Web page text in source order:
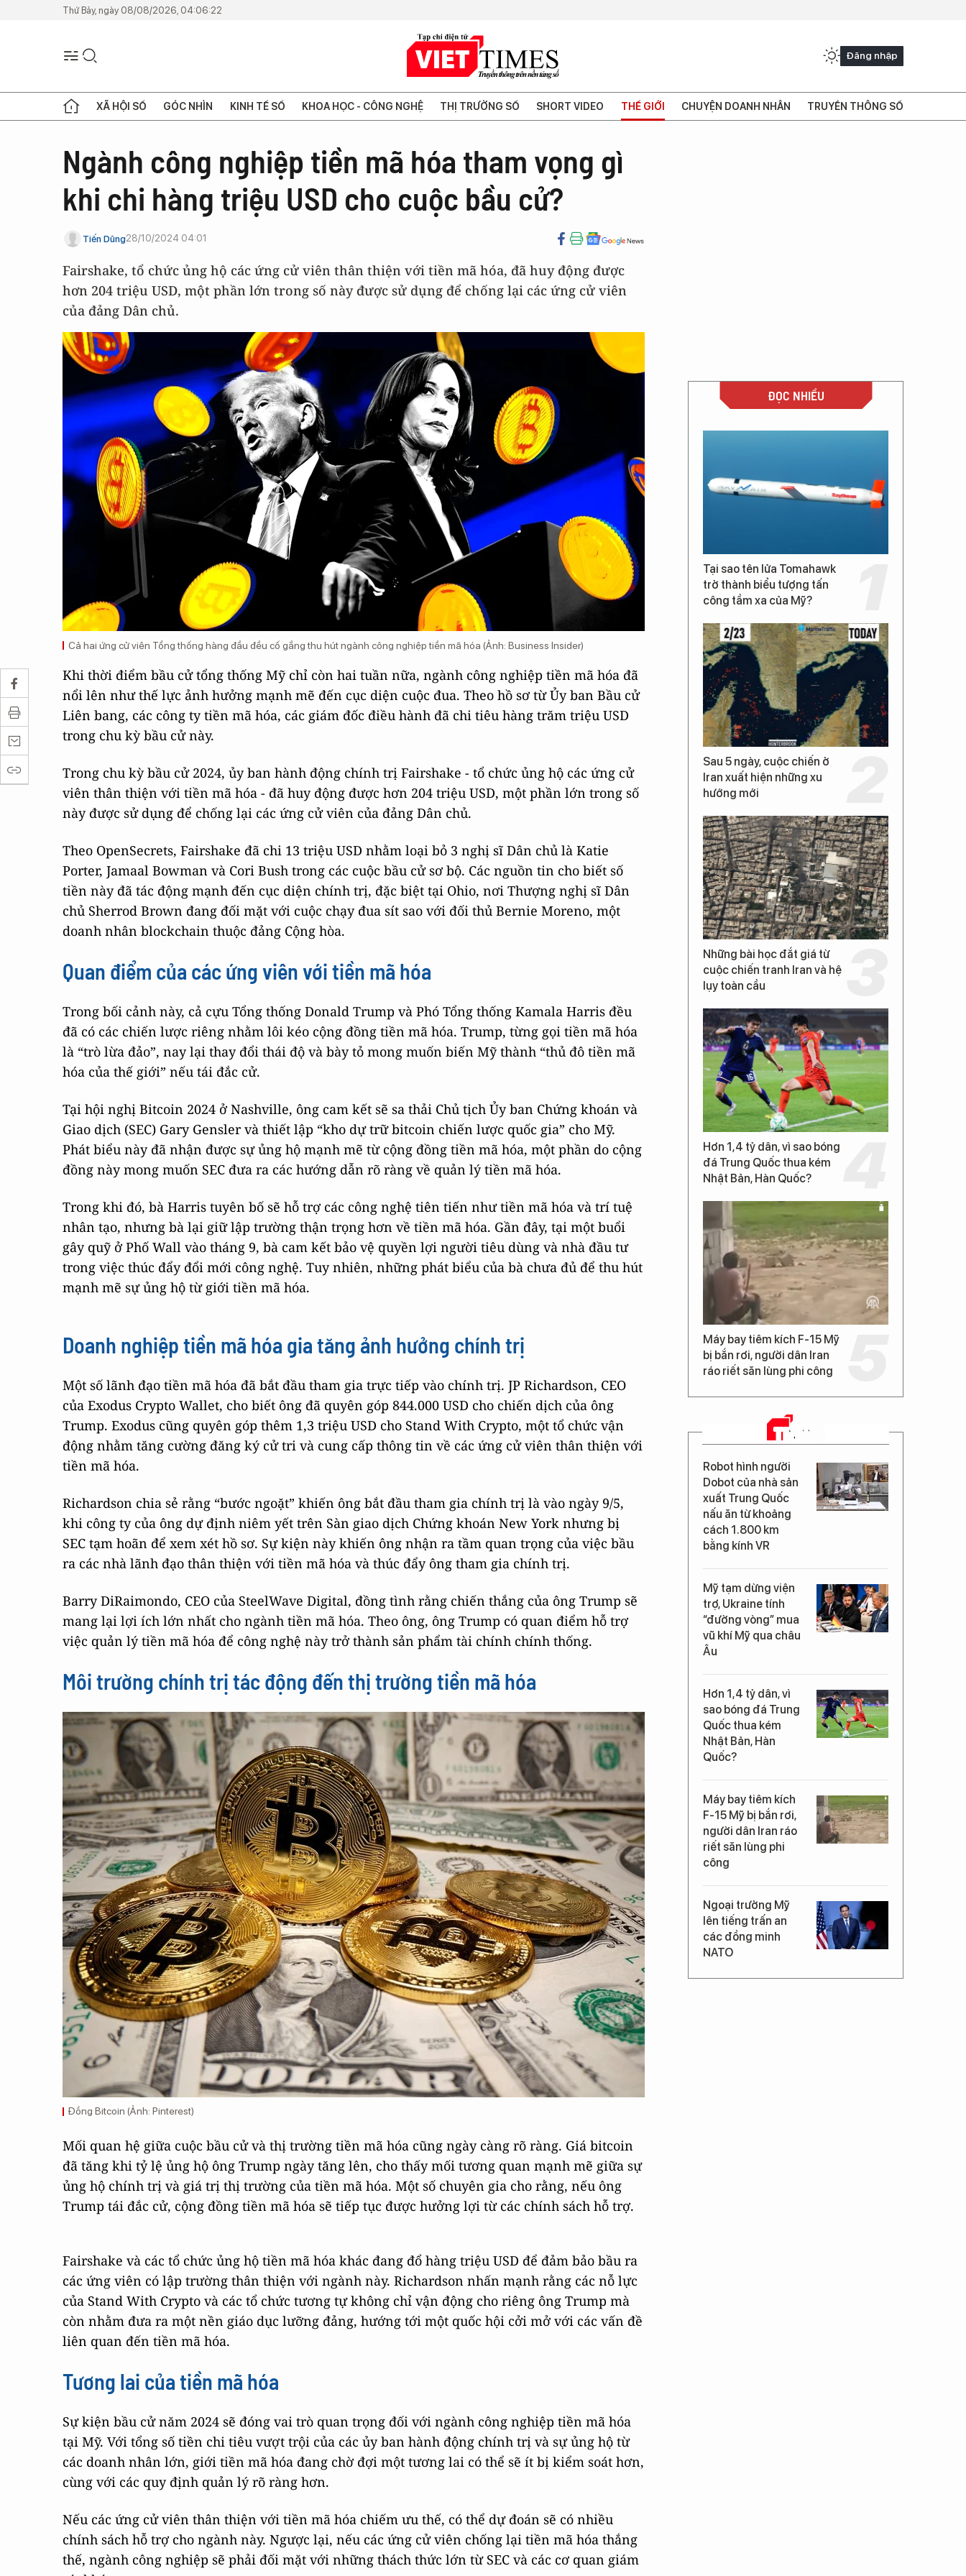
Thứ Bảy, ngày 08/08/2026, 04:06:22
Đăng nhập
XÃ HỘI SỐ GÓC NHÌN KINH TẾ SỐ KHOA HỌC - CÔNG NGHỆ THỊ TRƯỜNG SỐ SHORT VIDEO THẾ GIỚI CHUYỆN DOANH NHÂN TRUYỀN THÔNG SỐ
Ngành công nghiệp tiền mã hóa tham vọng gì
khi chi hàng triệu USD cho cuộc bầu cử?
Tiến Dũng28/10/2024 04:01
Fairshake, tổ chức ủng hộ các ứng cử viên thân thiện với tiền mã hóa, đã huy động được
hơn 204 triệu USD, một phần lớn trong số này được sử dụng để chống lại các ứng cử viên
của đảng Dân chủ.
Cả hai ứng cử viên Tổng thống hàng đầu đều cố gắng thu hút ngành công nghiệp tiền mã hóa (Ảnh: Business Insider)
Khi thời điểm bầu cử tổng thống Mỹ chỉ còn hai tuần nữa, ngành công nghiệp tiền mã hóa đã
nổi lên như thế lực ảnh hưởng mạnh mẽ đến cục diện cuộc đua. Theo hồ sơ từ Ủy ban Bầu cử
Liên bang, các công ty tiền mã hóa, các giám đốc điều hành đã chi tiêu hàng trăm triệu USD
trong chu kỳ bầu cử này.
Trong chu kỳ bầu cử 2024, ủy ban hành động chính trị Fairshake - tổ chức ủng hộ các ứng cử
viên thân thiện với tiền mã hóa - đã huy động được hơn 204 triệu USD, một phần lớn trong số
này được sử dụng để chống lại các ứng cử viên của đảng Dân chủ.
Theo OpenSecrets, Fairshake đã chi 13 triệu USD nhằm loại bỏ 3 nghị sĩ Dân chủ là Katie
Porter, Jamaal Bowman và Cori Bush trong các cuộc bầu cử sơ bộ. Các nguồn tin cho biết số
tiền này đã tác động mạnh đến cục diện chính trị, đặc biệt tại Ohio, nơi Thượng nghị sĩ Dân
chủ Sherrod Brown đang đối mặt với cuộc chạy đua sít sao với đối thủ Bernie Moreno, một
doanh nhân blockchain thuộc đảng Cộng hòa.
Quan điểm của các ứng viên với tiền mã hóa
Trong bối cảnh này, cả cựu Tổng thống Donald Trump và Phó Tổng thống Kamala Harris đều
đã có các chiến lược riêng nhằm lôi kéo cộng đồng tiền mã hóa. Trump, từng gọi tiền mã hóa
là “trò lừa đảo”, nay lại thay đổi thái độ và bày tỏ mong muốn biến Mỹ thành “thủ đô tiền mã
hóa của thế giới” nếu tái đắc cử.
Tại hội nghị Bitcoin 2024 ở Nashville, ông cam kết sẽ sa thải Chủ tịch Ủy ban Chứng khoán và
Giao dịch (SEC) Gary Gensler và thiết lập “kho dự trữ bitcoin chiến lược quốc gia” cho Mỹ.
Phát biểu này đã nhận được sự ủng hộ mạnh mẽ từ cộng đồng tiền mã hóa, một phần do cộng
đồng này mong muốn SEC đưa ra các hướng dẫn rõ ràng về quản lý tiền mã hóa.
Trong khi đó, bà Harris tuyên bố sẽ hỗ trợ các công nghệ tiên tiến như tiền mã hóa và trí tuệ
nhân tạo, nhưng bà lại giữ lập trường thận trọng hơn về tiền mã hóa. Gần đây, tại một buổi
gây quỹ ở Phố Wall vào tháng 9, bà cam kết bảo vệ quyền lợi người tiêu dùng và nhà đầu tư
trong việc thúc đẩy đổi mới công nghệ. Tuy nhiên, những phát biểu của bà chưa đủ để thu hút
mạnh mẽ sự ủng hộ từ giới tiền mã hóa.
Doanh nghiệp tiền mã hóa gia tăng ảnh hưởng chính trị
Một số lãnh đạo tiền mã hóa đã bắt đầu tham gia trực tiếp vào chính trị. JP Richardson, CEO
của Exodus Crypto Wallet, cho biết ông đã quyên góp 844.000 USD cho chiến dịch của ông
Trump. Exodus cũng quyên góp thêm 1,3 triệu USD cho Stand With Crypto, một tổ chức vận
động nhằm tăng cường đăng ký cử tri và cung cấp thông tin về các ứng cử viên thân thiện với
tiền mã hóa.
Richardson chia sẻ rằng “bước ngoặt” khiến ông bắt đầu tham gia chính trị là vào ngày 9/5,
khi công ty của ông dự định niêm yết trên Sàn giao dịch Chứng khoán New York nhưng bị
SEC tạm hoãn để xem xét hồ sơ. Sự kiện này khiến ông nhận ra tầm quan trọng của việc bầu
ra các nhà lãnh đạo thân thiện với tiền mã hóa và thúc đẩy ông tham gia chính trị.
Barry DiRaimondo, CEO của SteelWave Digital, đồng tình rằng chiến thắng của ông Trump sẽ
mang lại lợi ích lớn nhất cho ngành tiền mã hóa. Theo ông, ông Trump có quan điểm hỗ trợ
việc quản lý tiền mã hóa để công nghệ này trở thành sản phẩm tài chính chính thống.
Môi trường chính trị tác động đến thị trường tiền mã hóa
Đồng Bitcoin (Ảnh: Pinterest)
Mối quan hệ giữa cuộc bầu cử và thị trường tiền mã hóa cũng ngày càng rõ ràng. Giá bitcoin
đã tăng khi tỷ lệ ủng hộ ông Trump ngày tăng lên, cho thấy mối tương quan mạnh mẽ giữa sự
ủng hộ chính trị và giá trị thị trường của tiền mã hóa. Một số chuyên gia cho rằng, nếu ông
Trump tái đắc cử, cộng đồng tiền mã hóa sẽ tiếp tục được hưởng lợi từ các chính sách hỗ trợ.
Fairshake và các tổ chức ủng hộ tiền mã hóa khác đang đổ hàng triệu USD để đảm bảo bầu ra
các ứng viên có lập trường thân thiện với ngành này. Richardson nhấn mạnh rằng các nỗ lực
của Stand With Crypto và các tổ chức tương tự không chỉ vận động cho riêng ông Trump mà
còn nhằm đưa ra một nền giáo dục lưỡng đảng, hướng tới một quốc hội cởi mở với các vấn đề
liên quan đến tiền mã hóa.
Tương lai của tiền mã hóa
Sự kiện bầu cử năm 2024 sẽ đóng vai trò quan trọng đối với ngành công nghiệp tiền mã hóa
tại Mỹ. Với tổng số tiền chi tiêu vượt trội của các ủy ban hành động chính trị và sự ủng hộ từ
các doanh nhân lớn, giới tiền mã hóa đang chờ đợi một tương lai có thể sẽ ít bị kiểm soát hơn,
cùng với các quy định quản lý rõ ràng hơn.
Nếu các ứng cử viên thân thiện với tiền mã hóa chiếm ưu thế, có thể dự đoán sẽ có nhiều
chính sách hỗ trợ cho ngành này. Ngược lại, nếu các ứng cử viên chống lại tiền mã hóa thắng
thế, ngành công nghiệp sẽ phải đối mặt với những thách thức lớn từ SEC và các cơ quan giám
ĐỌC NHIỀU
Tại sao tên lửa Tomahawk
trở thành biểu tượng tấn
công tầm xa của Mỹ?
Sau 5 ngày, cuộc chiến ở
Iran xuất hiện những xu
hướng mới
Những bài học đắt giá từ
cuộc chiến tranh Iran và hệ
lụy toàn cầu
Hơn 1,4 tỷ dân, vì sao bóng
đá Trung Quốc thua kém
Nhật Bản, Hàn Quốc?
Máy bay tiêm kích F-15 Mỹ
bị bắn rơi, người dân Iran
ráo riết săn lùng phi công
TIN MỚI
Robot hình người
Dobot của nhà sản
xuất Trung Quốc
nấu ăn từ khoảng
cách 1.800 km
bằng kính VR
Mỹ tạm dừng viện
trợ, Ukraine tính
“đường vòng” mua
vũ khí Mỹ qua châu
Âu
Hơn 1,4 tỷ dân, vì
sao bóng đá Trung
Quốc thua kém
Nhật Bản, Hàn
Quốc?
Máy bay tiêm kích
F-15 Mỹ bị bắn rơi,
người dân Iran ráo
riết săn lùng phi
công
Ngoại trưởng Mỹ
lên tiếng trấn an
các đồng minh
NATO